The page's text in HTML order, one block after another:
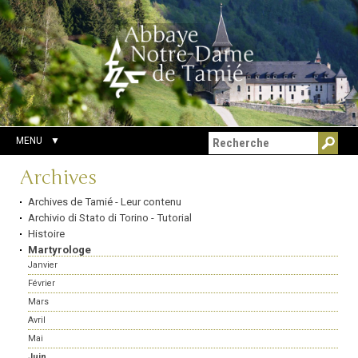
Aller
au
contenu.
|
Aller
à
la
navigation
Outils
personnels
Chercher par
Recherche
avancée…
MENU
Navigation
Archives
Archives de Tamié - Leur contenu
Archivio di Stato di Torino - Tutorial
Histoire
Martyrologe
Janvier
Février
Mars
Avril
Mai